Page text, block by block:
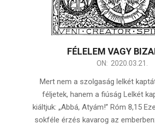
FÉLELEM VAGY
ON: 2020.03.21.
Mert nem a szolgaság lelkét
féljetek, hanem a fiúság Lelkét
kiáltjuk: „Abbá, Atyám!” Róm 8,15
sokféle érzés kavarog az